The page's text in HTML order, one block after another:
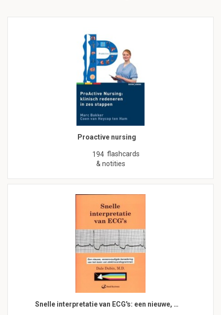
Proactive nursing
194 flashcards
& notities
Snelle interpretatie van ECG's: een nieuwe, …